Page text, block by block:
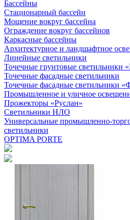
Бассейны
Стационарный бассейн
Мощение вокруг бассейна
Ограждение вокруг бассейнов
Каркасные бассейны
Архитектурное и ландшафтное
Линейные светильники
Точечные грунтовые светильники
Точечные фасадные светильники
Точечные фасадные светильники
Промышленное и уличное
Прожекторы «Руслан»
Светильники НЛО
Универсальные промышленно-
светильники
OPTIMA PORTE